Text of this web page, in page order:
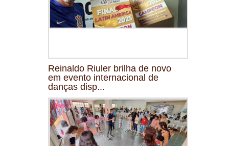
Reinaldo Riuler brilha de novo
em evento internacional de
danças disp...